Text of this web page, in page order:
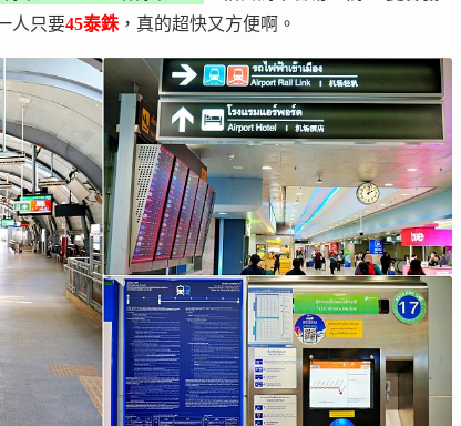
人只要45泰銖 ，真的超快又方便啊。